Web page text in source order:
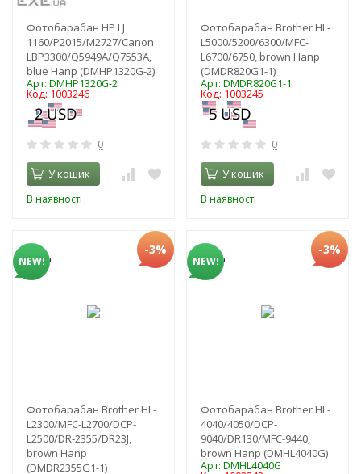
Фотобарабан HP LJ
1160/P2015/M2727/Canon
LBP3300/Q5949A/Q7553A,
blue Hanp (DMHP1320G-2)
Арт: DMHP1320G-2
Код: 1003246
0
У кошик
В наявності
Фотобарабан Brother HL-
L5000/5200/6300/MFC-
L6700/6750, brown Hanp
(DMDR820G1-1)
Арт: DMDR820G1-1
Код: 1003245
0
У кошик
В наявності
NEW!
-3%
Фотобарабан Brother HL-
L2300/MFC-L2700/DCP-
L2500/DR-2355/DR23J,
brown Hanp
(DMDR2355G1-1)
NEW!
-3%
Фотобарабан Brother HL-
4040/4050/DCP-
9040/DR130/MFC-9440,
brown Hanp (DMHL4040G)
Арт: DMHL4040G